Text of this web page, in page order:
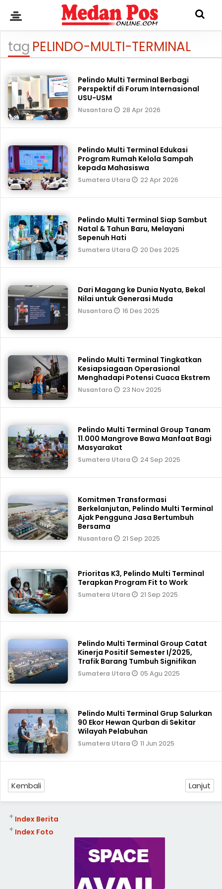
tag PELINDO-MULTI-TERMINAL
Pelindo Multi Terminal Berbagi
Perspektif di Forum Internasional
USU-USM
Nusantara 28 Apr 2026
Pelindo Multi Terminal Edukasi
Program Rumah Kelola Sampah
kepada Mahasiswa
Sumatera Utara 22 Apr 2026
Pelindo Multi Terminal Siap Sambut
Natal & Tahun Baru, Melayani
Sepenuh Hati
Sumatera Utara 20 Des 2025
Dari Magang ke Dunia Nyata, Bekal
Nilai untuk Generasi Muda
Nusantara 16 Des 2025
Pelindo Multi Terminal Tingkatkan
Kesiapsiagaan Operasional
Menghadapi Potensi Cuaca Ekstrem
Nusantara 23 Nov 2025
Pelindo Multi Terminal Group Tanam
11.000 Mangrove Bawa Manfaat Bagi
Masyarakat
Sumatera Utara 24 Sep 2025
Komitmen Transformasi
Berkelanjutan, Pelindo Multi Terminal
Ajak Pengguna Jasa Bertumbuh
Bersama
Nusantara 21 Sep 2025
Prioritas K3, Pelindo Multi Terminal
Terapkan Program Fit to Work
Sumatera Utara 21 Sep 2025
Pelindo Multi Terminal Group Catat
Kinerja Positif Semester I/2025,
Trafik Barang Tumbuh Signifikan
Sumatera Utara 05 Agu 2025
Pelindo Multi Terminal Grup Salurkan
90 Ekor Hewan Qurban di Sekitar
Wilayah Pelabuhan
Sumatera Utara 11 Jun 2025
Kembali Lanjut
Index Berita
+
Index Foto
+